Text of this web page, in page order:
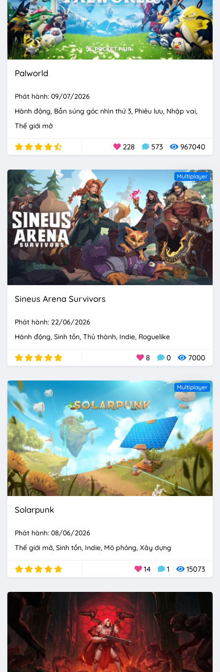
Palworld
Phát hành: 09/07/2026
Hành động Bắn súng góc nhìn thứ 3 Phiêu lưu Nhập vai
Thế giới mở
228 573 967040
Multiplayer
Sineus Arena Survivors
Phát hành: 22/06/2026
Hành động Sinh tồn Thủ thành Indie Roguelike
8 0 7000
Multiplayer
Solarpunk
Phát hành: 08/06/2026
Thế giới mở Sinh tồn Indie Mô phỏng Xây dựng
14 1 15073